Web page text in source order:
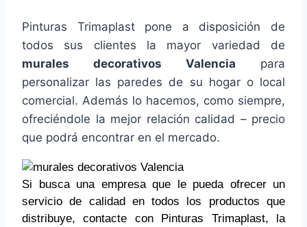
Pinturas Trimaplast pone a disposición de
todos sus clientes la mayor variedad de
murales decorativos Valencia para
personalizar las paredes de su hogar o local
comercial. Además lo hacemos, como siempre,
ofreciéndole la mejor relación calidad – precio
que podrá encontrar en el mercado.
Si busca una empresa que le pueda ofrecer un
servicio de calidad en todos los productos que
distribuye, contacte con Pinturas Trimaplast, la